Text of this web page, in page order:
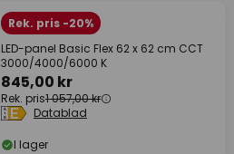
Rek. pris -20%
LED-panel Basic Flex 62 x 62 cm CCT
3000/4000/6000 K
845,00 kr
Rek. pris1 057,00 kr
Datablad
I lager